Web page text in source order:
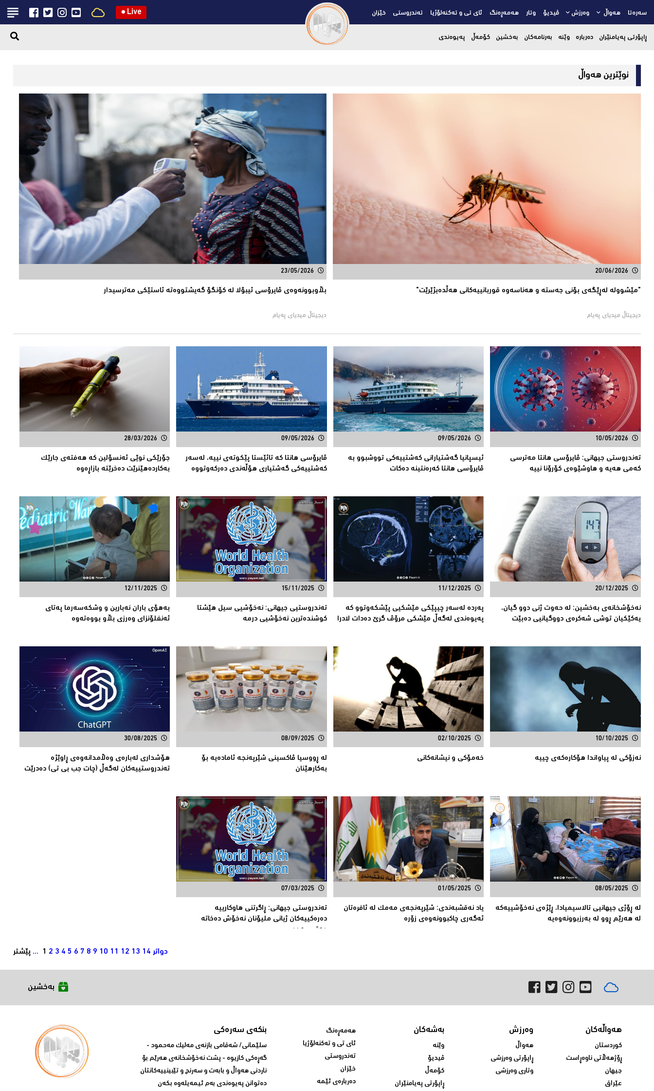
سەرەتا هەواڵ وەرزش ڤیدیۆ وتار هەمەڕەنگ ئای تی و تەکنەلۆژیا تەندروستی خێزان ● Live
ڕاپۆرتی پەیامنێران دەربارە وێنە بەرنامەکان بەخشین کۆمەڵ پەیوەندی
نوێترین هەواڵ
20/06/2026
"مێشوولە لەڕێگەی بۆنی جەستە و هەناسەوە قوربانییەكانی هەڵدەبژێرێت"
دیجیتاڵ میدیاى پەیام
23/05/2026
بڵاوبوونەوەى ڤایرۆسی ئیبۆلا لە كۆنگۆ گەیشتووەتە ئاستێكی مەترسیدار
دیجیتاڵ میدیاى پەیام
10/05/2026
تەندروستی جیهانی: ڤایرۆسی هانتا مەترسى
کەمى هەیە و هاوشێوەى كۆرۆنا نییە
09/05/2026
ئیسپانیا گەشتیارانی كەشتییەكی تووشبوو بە
ڤایرۆسی هانتا كەرەنتینە دەكات
09/05/2026
ڤایرۆسی هانتا کە تائێستا پێكوتەی نییە، لەسەر
كەشتییەكی گەشتیارى هۆڵەندی دەرکەوتووە
28/03/2026
جۆرێكی نوێی ئەنسۆلین کە هەفتەى جارێک
بەکاردەهێنرێت دەخرێتە بازاڕەوە
20/12/2025
نه‌خۆشخانه‌ی به‌خشین: له‌ حه‌وت ژنی دوو گیان،
یه‌كێكیان توشی شه‌كره‌ی دووگیانیی ده‌بێت
11/12/2025
پەردە لەسەر چیپێكی مێشكیی پێشكەوتوو كە
پەیوەندی لەگەڵ مێشكی مرۆڤ گرێ دەدات لادرا
15/11/2025
تەندروستیی جیهانی: نەخۆشیی سیل هێشتا
كوشندەترین نەخۆشیی درمە
12/11/2025
بەهۆی باران نەبارین و وشكەسەرما پەتای
ئەنفلۆنزای وەرزی بڵاو بووەتەوە
10/10/2025
نەزۆکی لە پیاواندا هۆکارەکەی چییە
02/10/2025
خەمۆکی و نیشانەکانی
08/09/2025
لە ڕووسیا ڤاكسینی شێرپەنجە ئامادەیە بۆ
بەكارهێنان
30/08/2025
هۆشداری لەبارەی وەڵامدانەوەی ڕاوێژە
تەندروستییەكان لەگەڵ (چات جب بی تی) دەدرێت
08/05/2025
لە ڕۆژی جیهانیی تالاسیمیادا، ڕێژەی نەخۆشییەكە
لە هەرێم ڕوو لە بەرزبوونەوەیە
01/05/2025
یاد نەقشبەندی: شێرپەنجەی مەمک لە ئافرەتان
ئەگەری چاكبوونەوەی زۆرە
07/03/2025
تەندروستی جیهانی: ڕاگرتنی هاوكارییە
دەرەکییەكان ژیانی ملیۆنان نەخۆش دەخاتە
مەترسیەوە
دواتر 1 2 3 4 5 6 7 8 9 10 11 12 13 14
... پێشتر
بەخشین
هەواڵەکان
کوردستان
ڕۆژهەڵاتی ناوەڕاست
جیهان
عێراق
وەرزش
هەواڵ
ڕاپۆرتی وەرزشی
وتاری وەرزشی
بەشەکان
وێنە
ڤیدیۆ
کۆمەڵ
ڕاپۆرتی پەیامنێران
هەمەڕەنگ
ئای تی و تەکنەلۆژیا
تەندروستی
خێزان
دەربارەی ئێمە
بنکەی سەرەکی
سلێمانی/ شه‌قامی بازنه‌ی مه‌لیک مه‌حمود -
گه‌ڕه‌کی کازیوه‌ - پشت نه‌خۆشخانه‌ی‌ هه‌رێم بۆ
ناردنی‌ هه‌واڵ و بابه‌ت و سه‌رنج و تێبینییه‌كانتان
ده‌توانن په‌یوه‌ندی‌ به‌م ئیمه‌یله‌وه‌ بكه‌ن